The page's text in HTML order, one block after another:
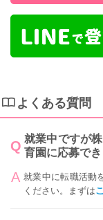
よくある質問
就業中ですが
育園に応募で
就業中に転職活動
ください。まずは